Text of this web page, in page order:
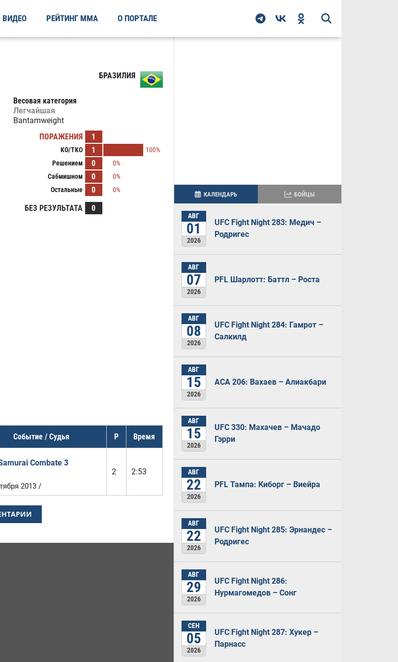
ВИДЕО РЕЙТИНГ ММА О ПОРТАЛЕ
БРАЗИЛИЯ
Весовая категория
Легчайшая
Bantamweight
ПОРАЖЕНИЯ 1
KO/TKO 1
100%
Решением
0
0%
Сабмишном
0
0%
Остальные
0 0%
БЕЗ РЕЗУЛЬТАТА 0
Событие / Судья Р Время
Combate 3
2
2:53
2013 /
КАЛЕНДАРЬ БОЙЦЫ
АВГ
01
2026
UFC Fight Night 283: Медич –
Родригес
АВГ
07
2026
PFL Шарлотт: Баттл – Роста
АВГ
08
2026
UFC Fight Night 284: Гамрот –
Салкилд
АВГ
15
2026
ACA 206: Вахаев – Алиакбари
АВГ
15
2026
UFC 330: Махачев – Мачадо
Гэрри
АВГ
22
2026
PFL Тампа: Киборг – Виейра
АВГ
22
2026
UFC Fight Night 285: Эрнандес –
Родригес
АВГ
29
2026
UFC Fight Night 286:
Нурмагомедов – Сонг
СЕН
05
2026
UFC Fight Night 287: Хукер –
Парнасс